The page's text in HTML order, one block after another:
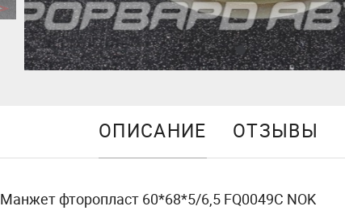
ОПИСАНИЕ ОТЗЫВЫ
Манжет фторопласт 60*68*5/6,5 FQ0049C NOK